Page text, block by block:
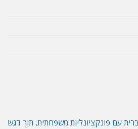
עם פונקציונליות משפחתית, תוך דגש